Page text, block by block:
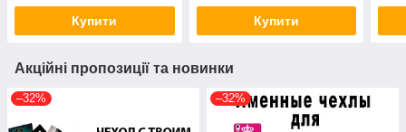
Купити Купити
Акційні пропозиції та новинки
–32% –32%